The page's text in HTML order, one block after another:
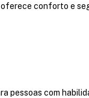
oferece conforto e
pessoas com